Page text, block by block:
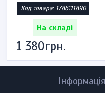
Код товара: 1786111890
На складі
1 380грн.
Інформація